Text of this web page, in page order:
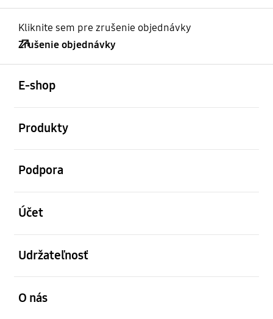
Kliknite sem pre zrušenie objednávky
Zrušenie objednávky
E-shop
Produkty
Podpora
Účet
Udržateľnosť
O nás